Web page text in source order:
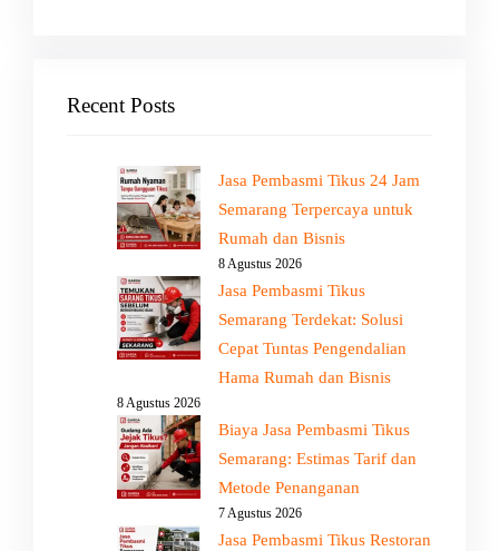
Recent Posts
Jasa Pembasmi Tikus 24 Jam
Semarang Terpercaya untuk
Rumah dan Bisnis
8 Agustus 2026
Jasa Pembasmi Tikus
Semarang Terdekat: Solusi
Cepat Tuntas Pengendalian
Hama Rumah dan Bisnis
8 Agustus 2026
Biaya Jasa Pembasmi Tikus
Semarang: Estimas Tarif dan
Metode Penanganan
7 Agustus 2026
Jasa Pembasmi Tikus Restoran